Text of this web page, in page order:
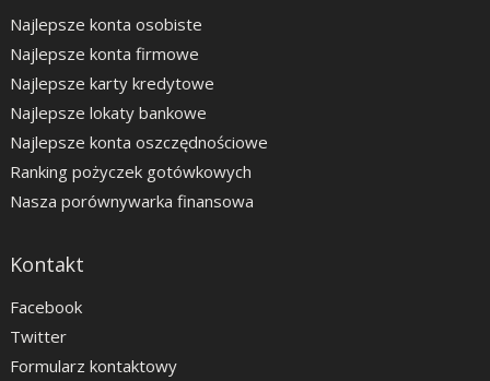
Najlepsze konta osobiste
Najlepsze konta firmowe
Najlepsze karty kredytowe
Najlepsze lokaty bankowe
Najlepsze konta oszczędnościowe
Ranking pożyczek gotówkowych
Nasza porównywarka finansowa
Kontakt
Facebook
Twitter
Formularz kontaktowy